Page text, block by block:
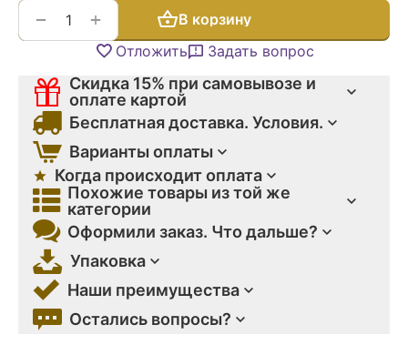
+
−
В корзину
Отложить
Задать вопрос
Скидка 15% при самовывозе и
оплате картой
Бесплатная доставка. Условия.
Варианты оплаты
Когда происходит оплата
Похожие товары из той же
категории
Оформили заказ. Что дальше?
Упаковка
Наши преимущества
Остались вопросы?